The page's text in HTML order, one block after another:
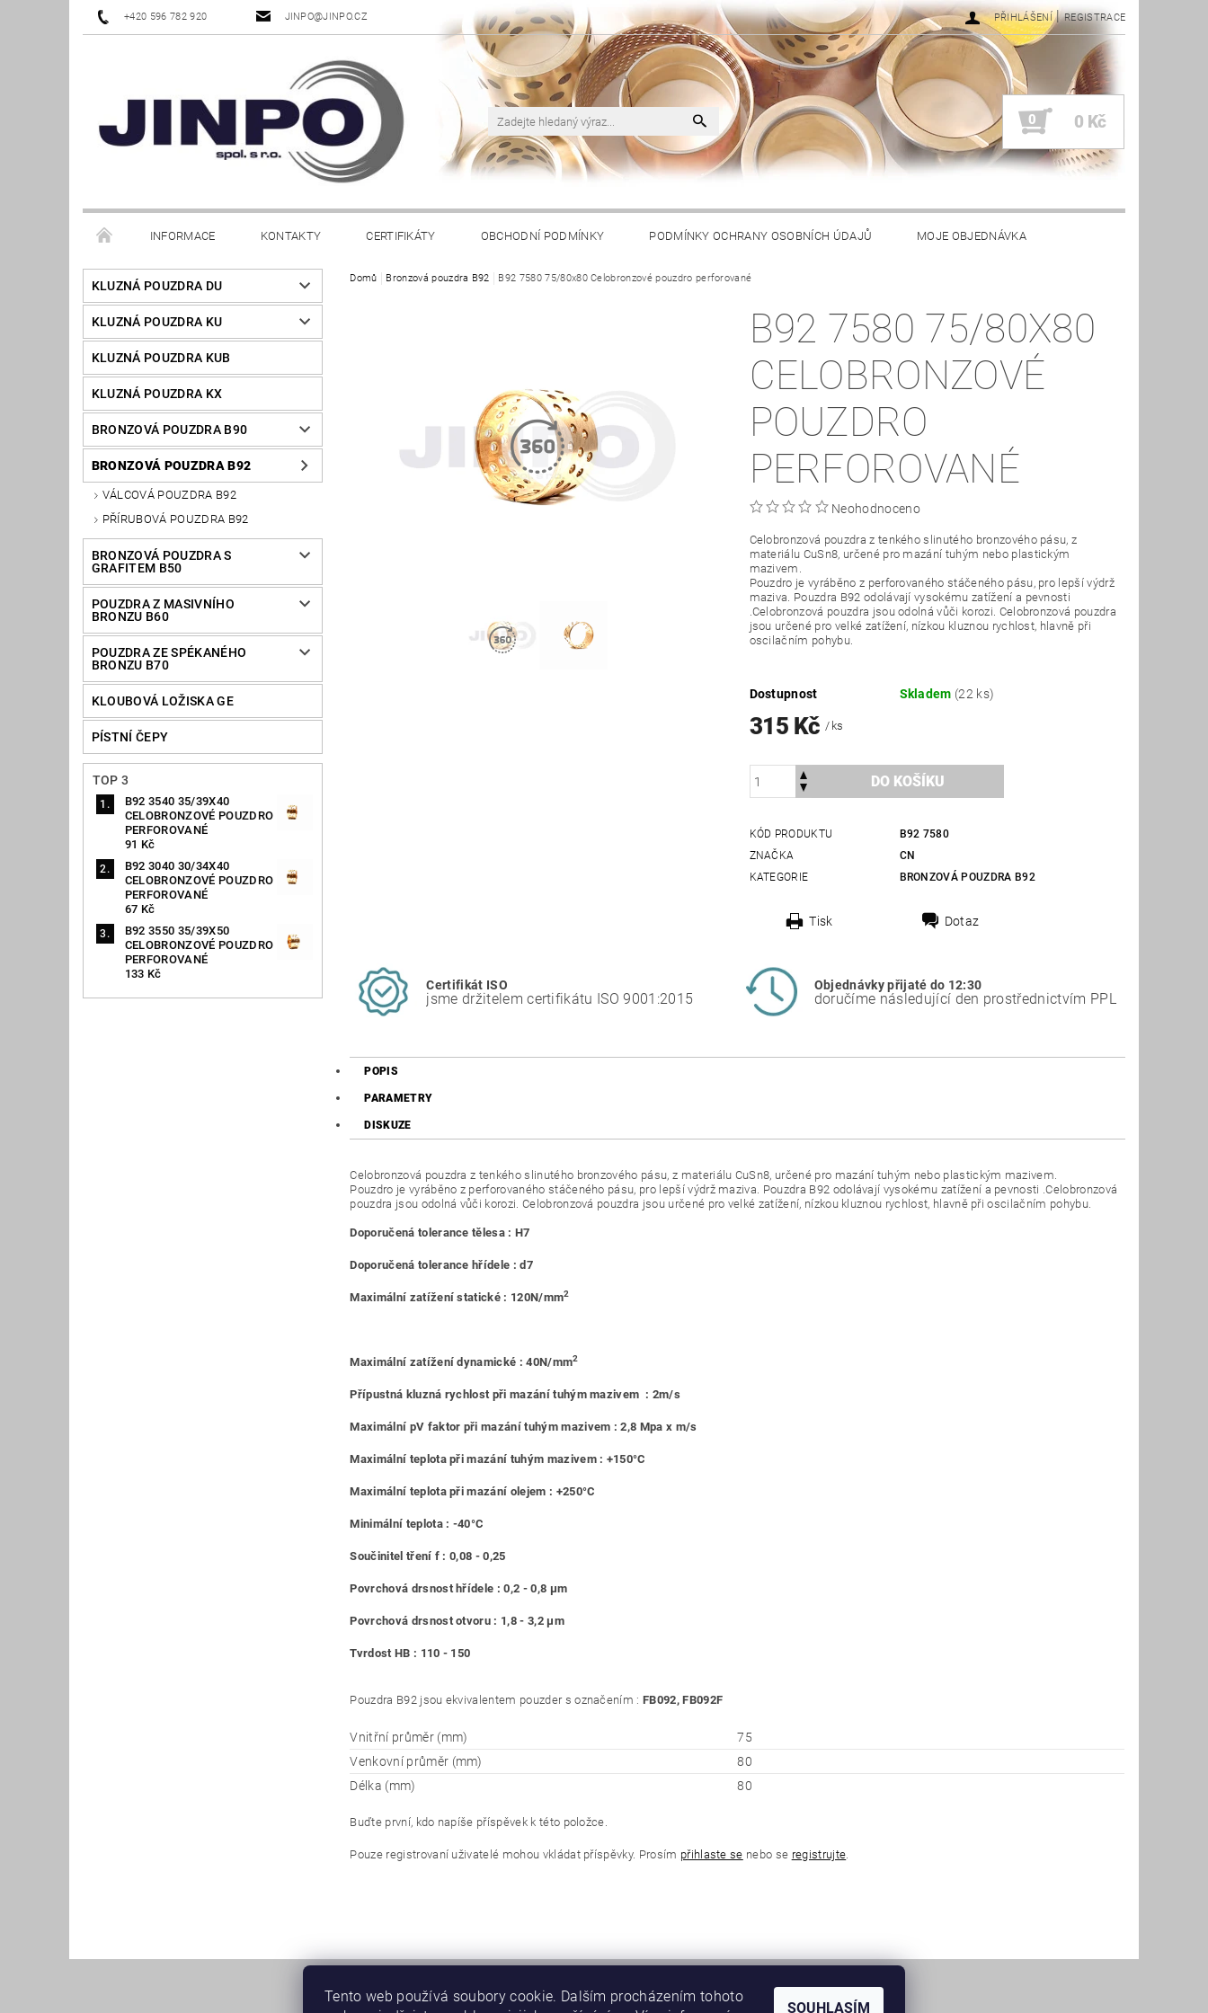
+420 596 782 920 JINPO@JINPO.CZ PŘIHLÁŠENÍ | REGISTRACE
0 0 Kč
INFORMACE KONTAKTY CERTIFIKÁTY OBCHODNÍ PODMÍNKY PODMÍNKY OCHRANY OSOBNÍCH ÚDAJŮ MOJE OBJEDNÁVKA
KLUZNÁ POUZDRA DU
KLUZNÁ POUZDRA KU
KLUZNÁ POUZDRA KUB
KLUZNÁ POUZDRA KX
BRONZOVÁ POUZDRA B90
BRONZOVÁ POUZDRA B92
VÁLCOVÁ POUZDRA B92
PŘÍRUBOVÁ POUZDRA B92
BRONZOVÁ POUZDRA S
GRAFITEM B50
POUZDRA Z MASIVNÍHO
BRONZU B60
POUZDRA ZE SPÉKANÉHO
BRONZU B70
KLOUBOVÁ LOŽISKA GE
PÍSTNÍ ČEPY
TOP 3
B92 3540 35/39X40
CELOBRONZOVÉ POUZDRO
PERFOROVANÉ
91 Kč
B92 3040 30/34X40
CELOBRONZOVÉ POUZDRO
PERFOROVANÉ
67 Kč
B92 3550 35/39X50
CELOBRONZOVÉ POUZDRO
PERFOROVANÉ
133 Kč
Domů Bronzová pouzdra B92 B92 7580 75/80x80 Celobronzové pouzdro perforované
B92 7580 75/80X80
CELOBRONZOVÉ
POUZDRO
PERFOROVANÉ
Neohodnoceno
Celobronzová pouzdra z tenkého slinutého bronzového pásu, z
materiálu CuSn8, určené pro mazání tuhým nebo plastickým
mazivem.
Pouzdro je vyráběno z perforovaného stáčeného pásu, pro lepší výdrž
maziva. Pouzdra B92 odolávají vysokému zatížení a pevnosti
.Celobronzová pouzdra jsou odolná vůči korozi. Celobronzová pouzdra
jsou určené pro velké zatížení, nízkou kluznou rychlost, hlavně při
oscilačním pohybu.
Dostupnost Skladem (22 ks)
315 Kč/ ks
KÓD PRODUKTU
B92 7580
ZNAČKA
CN
KATEGORIE
BRONZOVÁ POUZDRA B92
Tisk Dotaz
Certifikát ISO
jsme držitelem certifikátu ISO 9001:2015
Objednávky přijaté do 12:30
doručíme následující den prostřednictvím PPL
POPIS
PARAMETRY
DISKUZE
Celobronzová pouzdra z tenkého slinutého bronzového pásu, z materiálu CuSn8, určené pro mazání tuhým nebo plastickým mazivem.
Pouzdro je vyráběno z perforovaného stáčeného pásu, pro lepší výdrž maziva. Pouzdra B92 odolávají vysokému zatížení a pevnosti .Celobronzová
pouzdra jsou odolná vůči korozi. Celobronzová pouzdra jsou určené pro velké zatížení, nízkou kluznou rychlost, hlavně při oscilačním pohybu.
Doporučená tolerance tělesa : H7
Doporučená tolerance hřídele : d7
Maximální zatížení statické : 120N/mm2
Maximální zatížení dynamické : 40N/mm2
Přípustná kluzná rychlost při mazání tuhým mazivem : 2m/s
Maximální pV faktor při mazání tuhým mazivem : 2,8 Mpa x m/s
Maximální teplota při mazání tuhým mazivem : +150°C
Maximální teplota při mazání olejem : +250°C
Minimální teplota : -40°C
Součinitel tření f : 0,08 - 0,25
Povrchová drsnost hřídele : 0,2 - 0,8 μm
Povrchová drsnost otvoru : 1,8 - 3,2 μm
Tvrdost HB : 110 - 150
Pouzdra B92 jsou ekvivalentem pouzder s označením :FB092, FB092F
Vnitřní průměr (mm)
75
Venkovní průměr (mm)
80
Délka (mm)
80
Buďte první, kdo napíše příspěvek k této položce.
Pouze registrovaní uživatelé mohou vkládat příspěvky. Prosím přihlaste se nebo se registrujte.
Tento web používá soubory cookie. Dalším procházením tohoto
SOUHLASÍM